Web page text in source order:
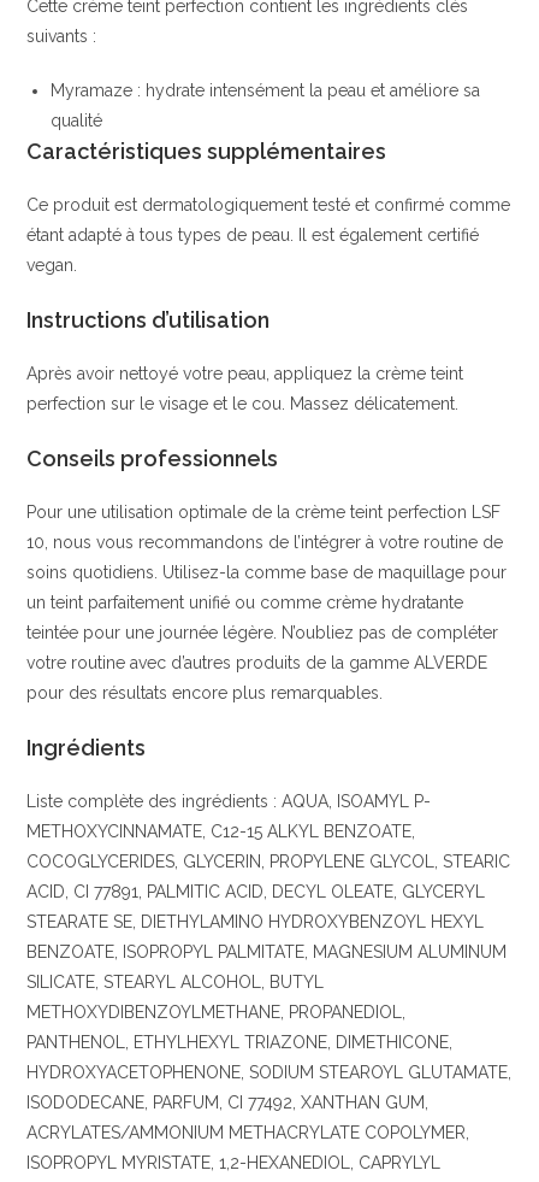
Cette crème teint perfection contient les ingrédients clés
suivants :
Myramaze : hydrate intensément la peau et améliore sa
qualité
Caractéristiques supplémentaires
Ce produit est dermatologiquement testé et confirmé comme
étant adapté à tous types de peau. Il est également certifié
vegan.
Instructions d’utilisation
Après avoir nettoyé votre peau, appliquez la crème teint
perfection sur le visage et le cou. Massez délicatement.
Conseils professionnels
Pour une utilisation optimale de la crème teint perfection LSF
10, nous vous recommandons de l’intégrer à votre routine de
soins quotidiens. Utilisez-la comme base de maquillage pour
un teint parfaitement unifié ou comme crème hydratante
teintée pour une journée légère. N’oubliez pas de compléter
votre routine avec d’autres produits de la gamme ALVERDE
pour des résultats encore plus remarquables.
Ingrédients
Liste complète des ingrédients : AQUA, ISOAMYL P-
METHOXYCINNAMATE, C12-15 ALKYL BENZOATE,
COCOGLYCERIDES, GLYCERIN, PROPYLENE GLYCOL, STEARIC
ACID, CI 77891, PALMITIC ACID, DECYL OLEATE, GLYCERYL
STEARATE SE, DIETHYLAMINO HYDROXYBENZOYL HEXYL
BENZOATE, ISOPROPYL PALMITATE, MAGNESIUM ALUMINUM
SILICATE, STEARYL ALCOHOL, BUTYL
METHOXYDIBENZOYLMETHANE, PROPANEDIOL,
PANTHENOL, ETHYLHEXYL TRIAZONE, DIMETHICONE,
HYDROXYACETOPHENONE, SODIUM STEAROYL GLUTAMATE,
ISODODECANE, PARFUM, CI 77492, XANTHAN GUM,
ACRYLATES/AMMONIUM METHACRYLATE COPOLYMER,
ISOPROPYL MYRISTATE, 1,2-HEXANEDIOL, CAPRYLYL